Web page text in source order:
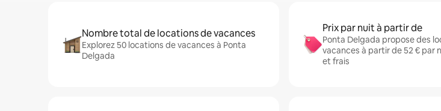
Nombre total de locations de vacances
Explorez 50 locations de vacances à Ponta
Delgada
Prix par nuit à partir de
Ponta Delgada propose des
vacances à partir de 52 € par
et frais